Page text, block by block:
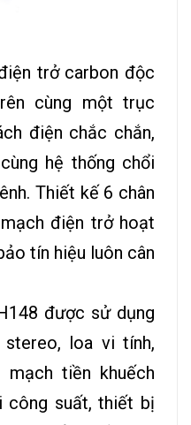
trở carbon độc
cùng một trục
điện chắc chắn,
hệ thống chổi
Thiết kế 6 chân
điện trở hoạt
tín hiệu luôn cân
được sử dụng
loa vi tính,
mạch tiền khuếch
công suất, thiết bị